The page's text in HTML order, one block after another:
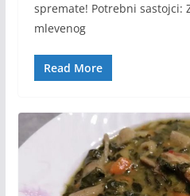
spremate! Potrebni sastojci:
mlevenog
Read More